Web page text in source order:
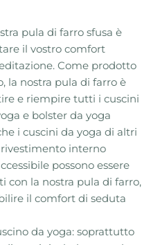
pula di farro sfusa è
il vostro comfort
Come prodotto
la nostra pula di farro è
e riempire tutti i cuscini
e bolster da yoga
i cuscini da yoga di altri
interno
possono essere
con la nostra pula di farro,
il comfort di seduta
da yoga: soprattutto